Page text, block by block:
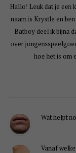
Hallo! Leuk dat je een
naam is Krystle en
Batboy deel ik bijna
over
hoe het is om
Wat helpt
Vanaf